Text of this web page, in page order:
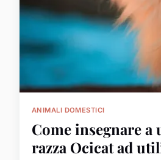
ANIMALI DOMESTICI
Come insegnare a
razza Ocicat ad